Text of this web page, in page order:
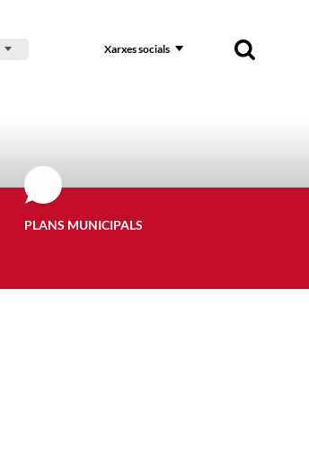
Xarxes socials
PLANS MUNICIPALS